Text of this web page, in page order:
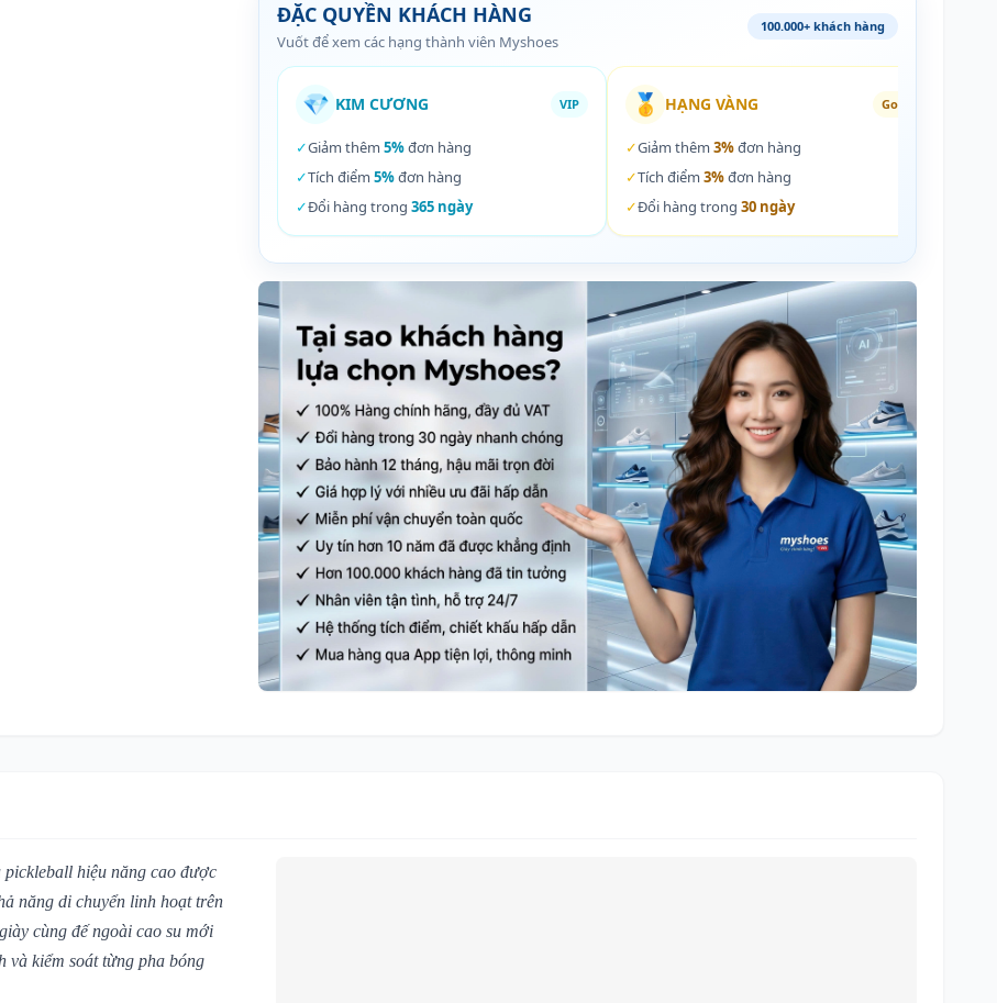
ĐẶC QUYỀN KHÁCH HÀNG
Vuốt để xem các hạng thành viên Myshoes
100.000+ khách hàng
💎 KIM CƯƠNG VIP
✓Giảm thêm 5%đơn hàng
✓Tích điểm 5%đơn hàng
✓Đổi hàng trong 365 ngày
🥇 HẠNG VÀNG Gold
✓Giảm thêm 3%đơn hàng
✓Tích điểm 3%đơn hàng
✓Đổi hàng trong 30 ngày
pickleball hiệu năng cao được
năng di chuyển linh hoạt trên
cùng đế ngoài cao su mới
và kiểm soát từng pha bóng